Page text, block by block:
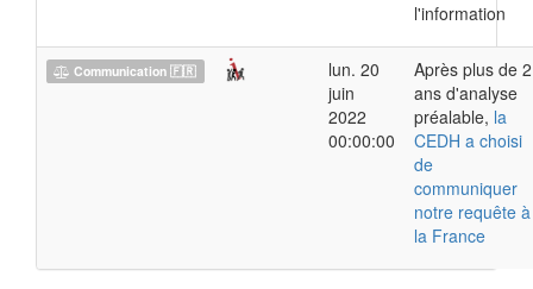
l'information
Communication 🇫🇷
lun. 20
juin
2022
00:00:00
Après plus de 2
ans d'analyse
préalable, la
CEDH a choisi
de
communiquer
notre requête à
la France